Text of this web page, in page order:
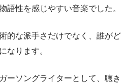
語性を感じやすい音楽でした。
的な派手さだけでなく、誰がど
なります。
ーソングライターとして、聴き